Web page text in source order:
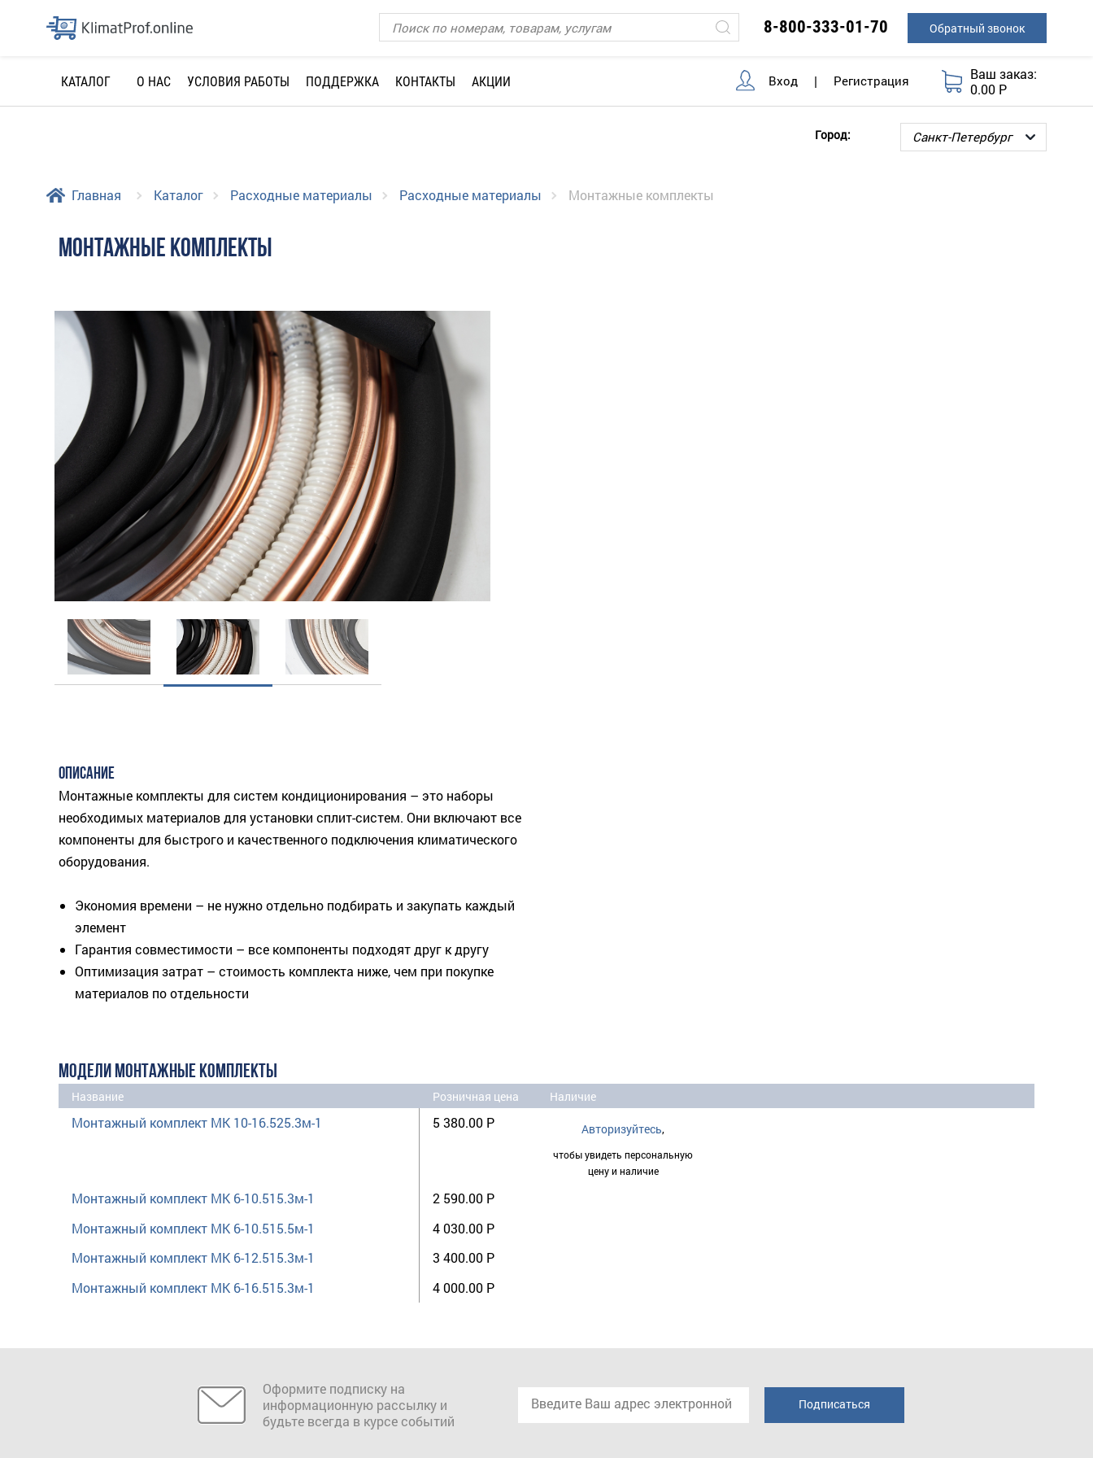
8-800-333-01-70 Обратный звонок
КАТАЛОГ О НАС УСЛОВИЯ РАБОТЫ ПОДДЕРЖКА КОНТАКТЫ АКЦИИ Вход | Регистрация
Ваш заказ:
0.00 Р
Город:
Главная Каталог Расходные материалы Расходные материалы Монтажные комплекты
МОНТАЖНЫЕ КОМПЛЕКТЫ
ОПИСАНИЕ
Монтажные комплекты для систем кондиционирования – это наборы
необходимых материалов для установки сплит-систем. Они включают все
компоненты для быстрого и качественного подключения климатического
оборудования.
Экономия времени – не нужно отдельно подбирать и закупать каждый
элемент
Гарантия совместимости – все компоненты подходят друг к другу
Оптимизация затрат – стоимость комплекта ниже, чем при покупке
материалов по отдельности
МОДЕЛИ МОНТАЖНЫЕ КОМПЛЕКТЫ
Название Розничная цена Наличие
Монтажный комплект МК 10-16.525.3м-1 5 380.00 Р Авторизуйтесь,
чтобы увидеть персональную
цену и наличие
Монтажный комплект МК 6-10.515.3м-1
2 590.00 Р
Монтажный комплект МК 6-10.515.5м-1
4 030.00 Р
Монтажный комплект МК 6-12.515.3м-1
3 400.00 Р
Монтажный комплект МК 6-16.515.3м-1
4 000.00 Р
Оформите подписку на
информационную рассылку и
будьте всегда в курсе событий